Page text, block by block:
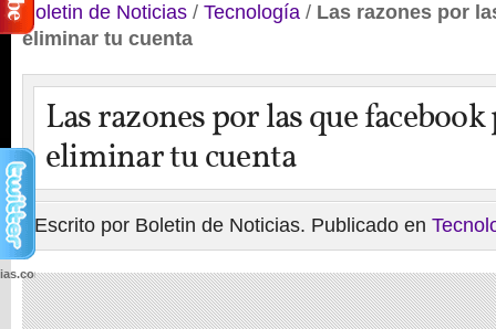
Boletin de Noticias / Tecnología / Las razones por
eliminar tu cuenta
Las razones por las que facebook
eliminar tu cuenta
Escrito por Boletin de Noticias. Publicado en
wp-